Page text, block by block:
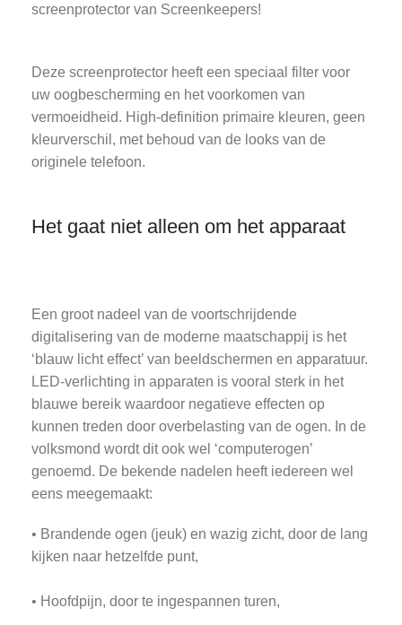
screenprotector van Screenkeepers!
Deze screenprotector heeft een speciaal filter voor
uw oogbescherming en het voorkomen van
vermoeidheid. High-definition primaire kleuren, geen
kleurverschil, met behoud van de looks van de
originele telefoon.
Het gaat niet alleen om het apparaat
Een groot nadeel van de voortschrijdende
digitalisering van de moderne maatschappij is het
‘blauw licht effect’ van beeldschermen en apparatuur.
LED-verlichting in apparaten is vooral sterk in het
blauwe bereik waardoor negatieve effecten op
kunnen treden door overbelasting van de ogen. In de
volksmond wordt dit ook wel ‘computerogen’
genoemd. De bekende nadelen heeft iedereen wel
eens meegemaakt:
• Brandende ogen (jeuk) en wazig zicht, door de lang
kijken naar hetzelfde punt,
• Hoofdpijn, door te ingespannen turen,